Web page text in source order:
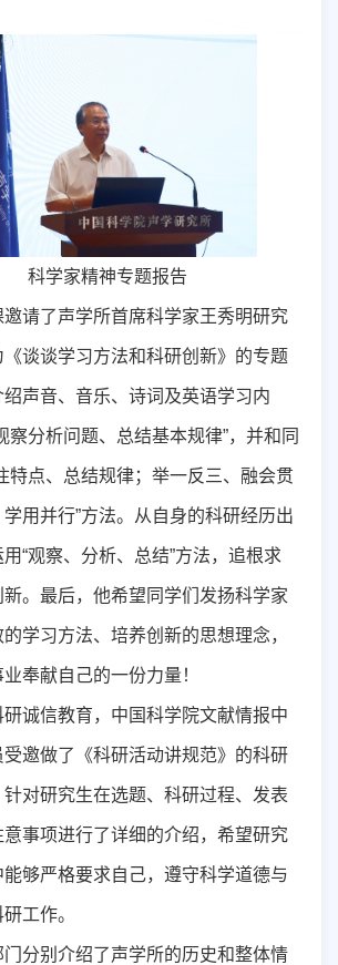
科学家精神专题报告
了声学所首席科学家王秀明研究
谈谈学习方法和科研创新》的专题
声音、音乐、诗词及英语学习内
察分析问题、总结基本规律”，并和同
特点、总结规律；举一反三、融会贯
用并行”方法。从自身的科研经历出
“观察、分析、总结”方法，追根求
。最后，他希望同学们发扬科学家
学习方法、培养创新的思想理念，
奉献自己的一份力量！
信教育，中国科学院文献情报中
邀做了《科研活动讲规范》的科研
对研究生在选题、科研过程、发表
事项进行了详细的介绍，希望研究
够严格要求自己，遵守科学道德与
工作。
别介绍了声学所的历史和整体情